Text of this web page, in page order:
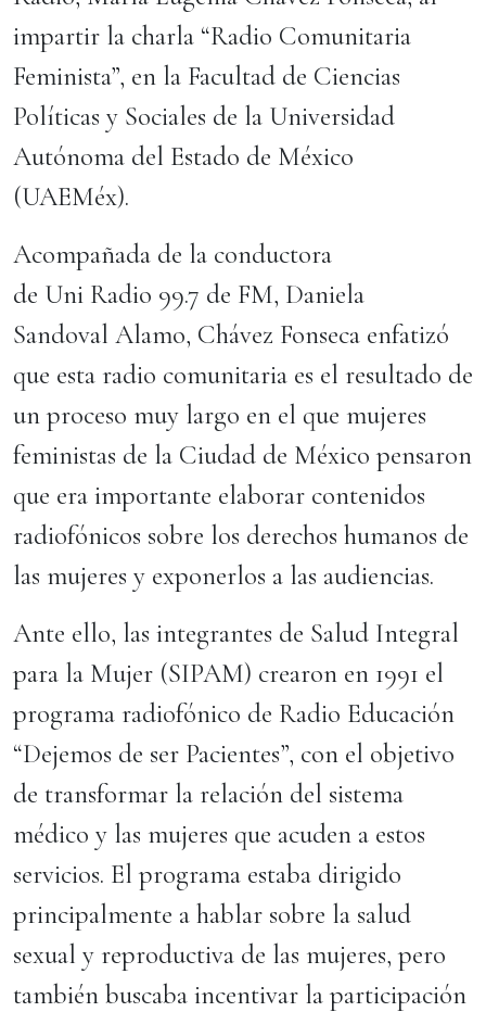
impartir la charla “Radio Comunitaria
Feminista”, en la Facultad de Ciencias
Políticas y Sociales de la Universidad
Autónoma del Estado de México
(UAEMéx).
Acompañada de la conductora
de Uni Radio 99.7 de FM, Daniela
Sandoval Alamo, Chávez Fonseca enfatizó
que esta radio comunitaria es el resultado de
un proceso muy largo en el que mujeres
feministas de la Ciudad de México pensaron
que era importante elaborar contenidos
radiofónicos sobre los derechos humanos de
las mujeres y exponerlos a las audiencias.
Ante ello, las integrantes de Salud Integral
para la Mujer (SIPAM) crearon en 1991 el
programa radiofónico de Radio Educación
“Dejemos de ser Pacientes”, con el objetivo
de transformar la relación del sistema
médico y las mujeres que acuden a estos
servicios. El programa estaba dirigido
principalmente a hablar sobre la salud
sexual y reproductiva de las mujeres, pero
también buscaba incentivar la participación